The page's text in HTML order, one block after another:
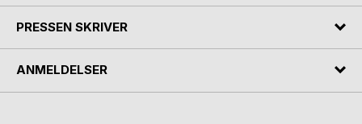
PRESSEN SKRIVER
ANMELDELSER